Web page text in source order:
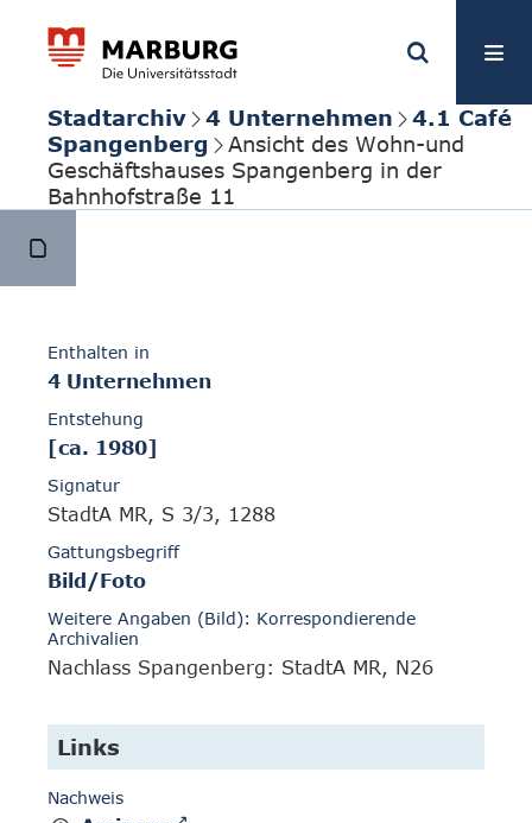
Stadtarchiv 4 Unternehmen
4.1 Café
Spangenberg
Ansicht des Wohn-und
Geschäftshauses Spangenberg in der
Bahnhofstraße 11
Enthalten in
4 Unternehmen
Entstehung
[ca. 1980]
Signatur
StadtA MR, S 3/3, 1288
Gattungsbegriff
Bild/Foto
Weitere Angaben (Bild): Korrespondierende
Archivalien
Nachlass Spangenberg: StadtA MR, N26
Links
Nachweis